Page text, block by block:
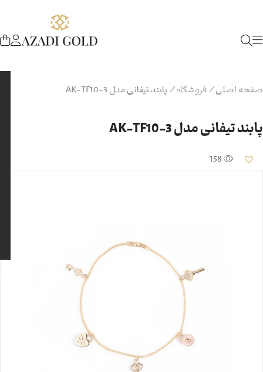
صفحه اصلی/فروشگاه/ پابند تیفانی مدل AK-TF10-3
پابند تیفانی مدل AK-TF10-3
158